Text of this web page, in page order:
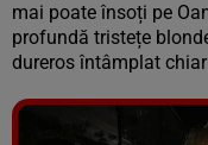
mai poate însoți pe
profundă tristețe
dureros întâmplat